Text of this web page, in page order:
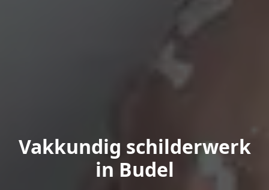
Vakkundig schilderwerk
in Budel